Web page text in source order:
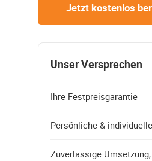
Jetzt kostenlos
Unser Versprechen
Ihre Festpreisgarantie
Persönliche &
Zuverlässige